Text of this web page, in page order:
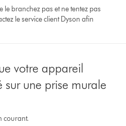
le branchez pas et ne tentez pas
le service client Dyson afin
votre appareil
sur une prise murale
courant.